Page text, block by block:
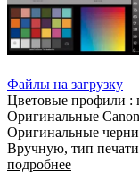
Файлы на загрузку
Цветовые профили :
Оригинальные
Оригинальные
Вручную, тип
подробнее